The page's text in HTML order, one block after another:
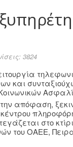
3824
και
απόφαση,
στο
του ΟΑΕΕ,